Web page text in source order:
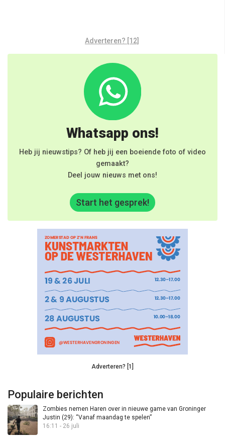
Adverteren? [12]
Whatsapp ons!
Heb jij nieuwstips? Of heb jij een boeiende foto of video
gemaakt?
Deel jouw nieuws met ons!
Start het gesprek!
Adverteren? [1]
Populaire berichten
Zombies nemen Haren over in nieuwe game van Groninger
Justin (29): “Vanaf maandag te spelen”
16:11 - 26 juli